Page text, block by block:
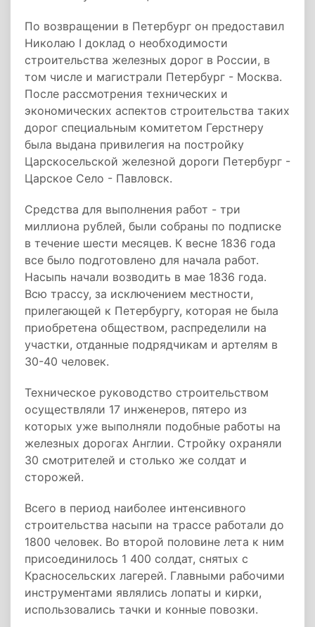
По возвращении в Петербург он предоставил
Николаю I доклад о необходимости
строительства железных дорог в России, в
том числе и магистрали Петербург - Москва.
После рассмотрения технических и
экономических аспектов строительства таких
дорог специальным комитетом Герстнеру
была выдана привилегия на постройку
Царскосельской железной дороги Петербург -
Царское Село - Павловск.
Средства для выполнения работ - три
миллиона рублей, были собраны по подписке
в течение шести месяцев. К весне 1836 года
все было подготовлено для начала работ.
Насыпь начали возводить в мае 1836 года.
Всю трассу, за исключением местности,
прилегающей к Петербургу, которая не была
приобретена обществом, распределили на
участки, отданные подрядчикам и артелям в
30-40 человек.
Техническое руководство строительством
осуществляли 17 инженеров, пятеро из
которых уже выполняли подобные работы на
железных дорогах Англии. Стройку охраняли
30 смотрителей и столько же солдат и
сторожей.
Всего в период наиболее интенсивного
строительства насыпи на трассе работали до
1800 человек. Во второй половине лета к ним
присоединилось 1 400 солдат, снятых с
Красносельских лагерей. Главными рабочими
инструментами являлись лопаты и кирки,
использовались тачки и конные повозки.